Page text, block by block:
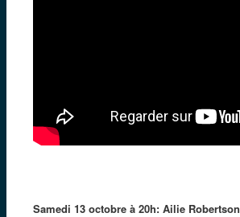
Samedi 13 octobre à 20h: Ailie Robertson